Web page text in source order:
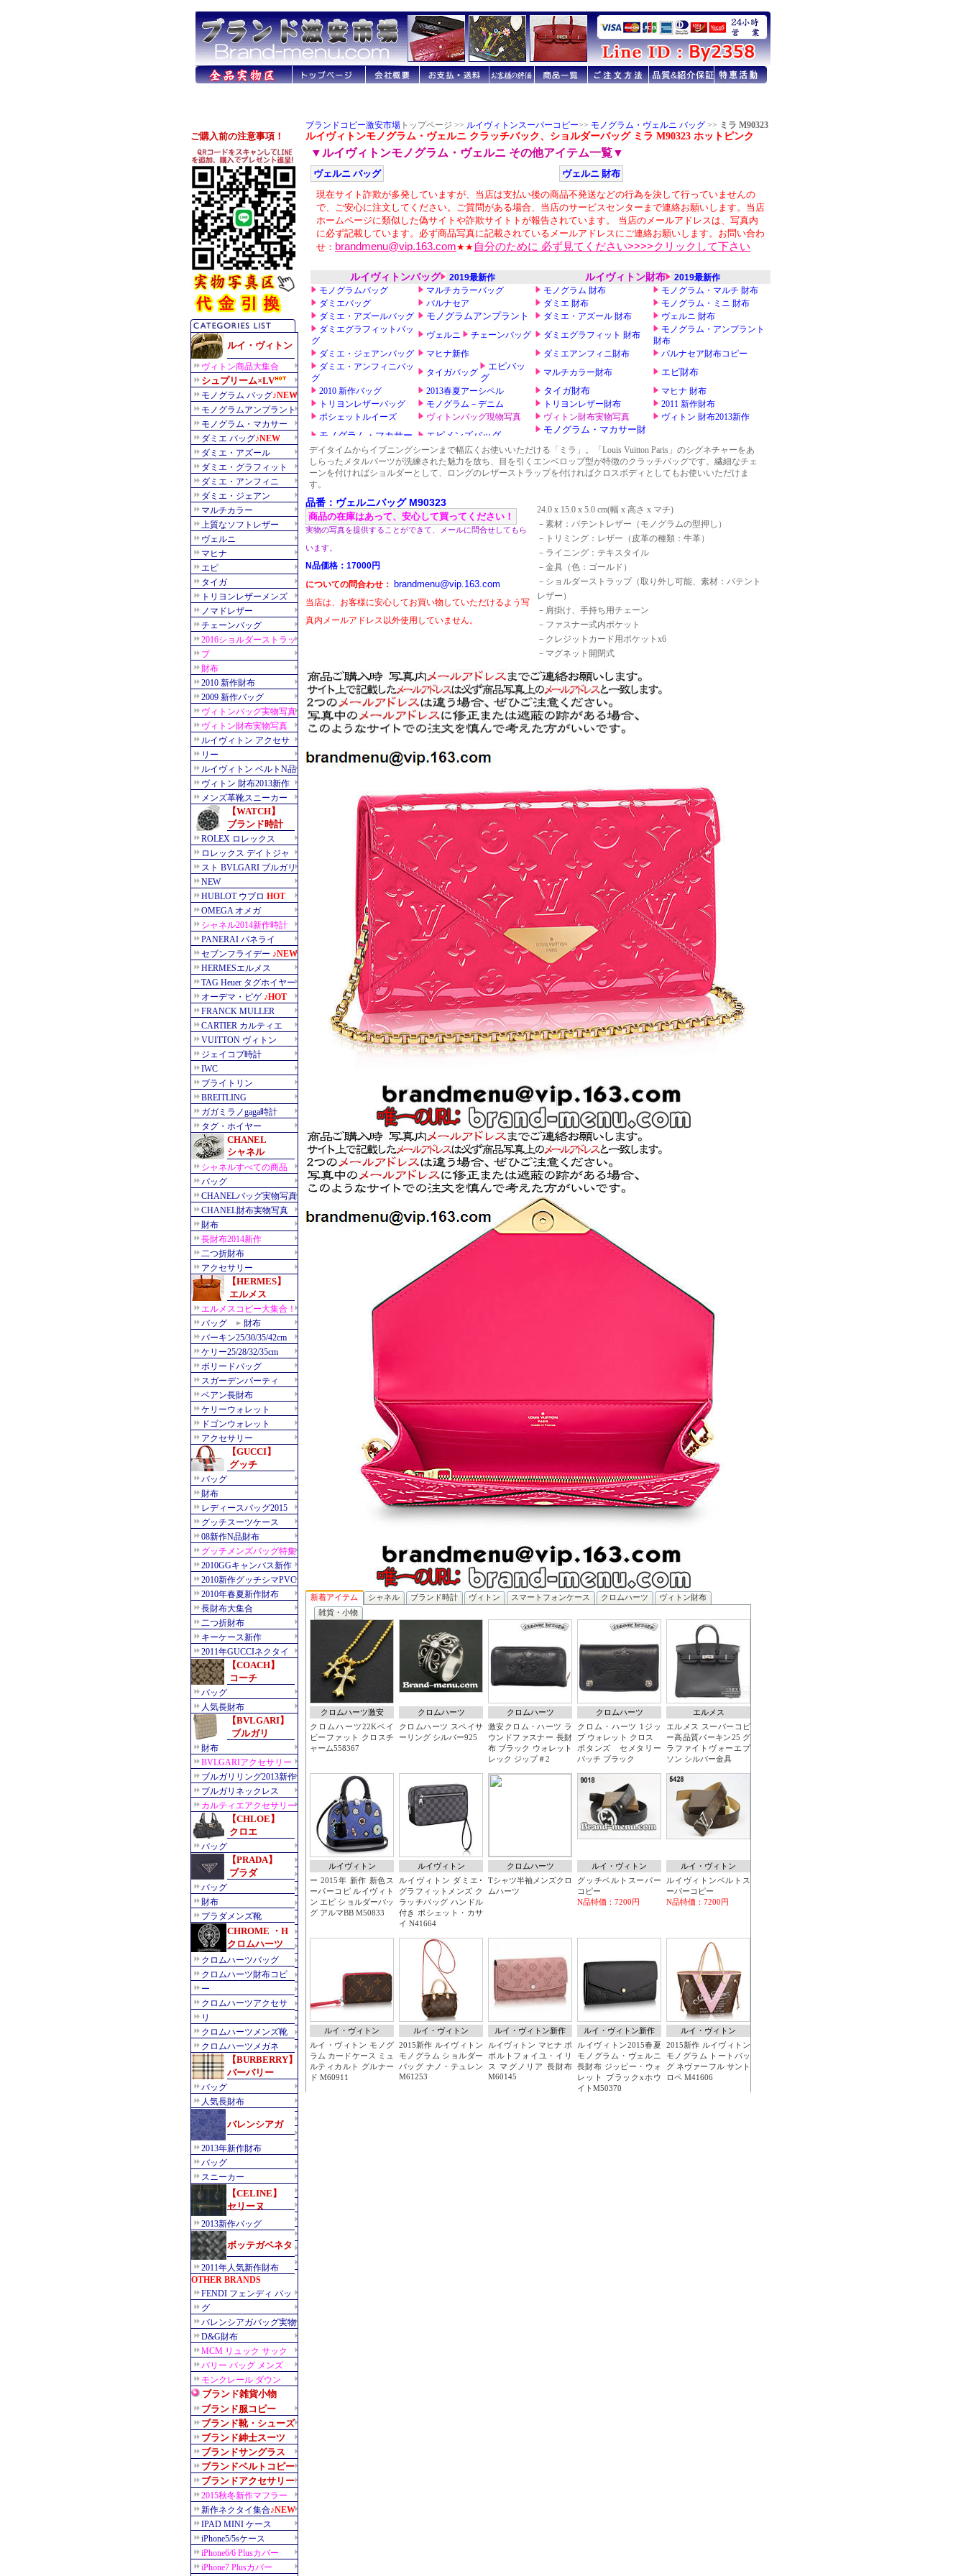
ブランドコピー激安市場 トップページ >> ルイヴィトンスーパーコピー>> モノグラム・ヴェルニ バッグ >> ミラ M90323
ルイヴィトンモノグラム・ヴェルニ クラッチバック、ショルダーバッグ ミラ M90323 ホットピンク
▼ルイヴィトンモノグラム・ヴェルニ その他アイテム一覧▼
ヴェルニ バッグ ヴェルニ 財布
デイタイムからイブニングシーンまで幅広くお使いいただける「ミラ」。「Louis Vuitton Paris」のシグネチャーをあ
しらったメタルパーツが洗練された魅力を放ち、目を引くエンベロップ型が特徴のクラッチバッグです。繊細なチェ
ーンを付ければショルダーとして、ロングのレザーストラップを付ければクロスボディとしてもお使いいただけま
す。
品番：ヴェルニバッグ M90323
商品の在庫はあって、安心して買ってください！
実物の写真を提供することができて、メールに問合せしてもら
います。
N品価格：17000円
についての問合わせ：
brandmenu@vip.163.com
当店は、お客様に安心してお買い物していただけるよう写
真内メールアドレス以外使用していません。
24.0 x 15.0 x 5.0 cm(幅 x 高さ x マチ)
－素材：パテントレザー（モノグラムの型押し）
－トリミング：レザー（皮革の種類：牛革）
－ライニング：テキスタイル
－金具（色：ゴールド）
－ショルダーストラップ（取り外し可能、素材：パテント
レザー）
－肩掛け、手持ち用チェーン
－ファスナー式内ポケット
－クレジットカード用ポケットx6
－マグネット開閉式